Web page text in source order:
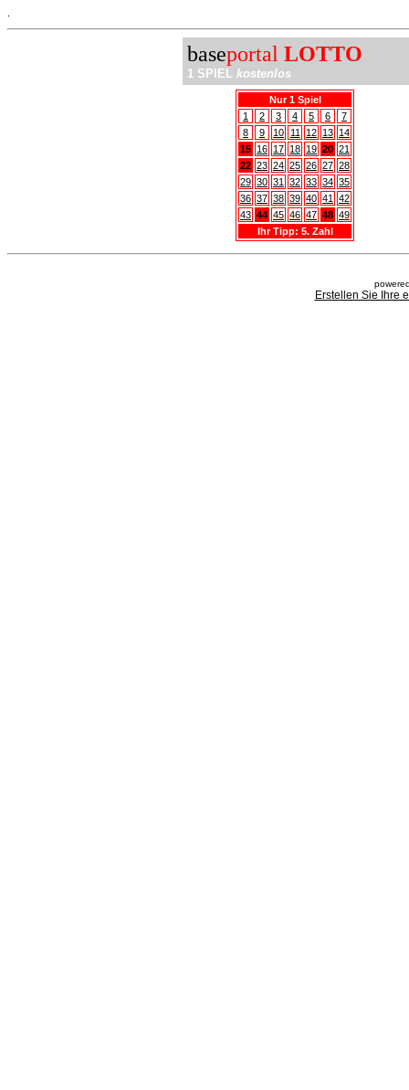
baseportal LOTTO
1 SPIEL kostenlos
Nur 1 Spiel
1
2 3 4 5 6
7
8
9 10 11 12 13 14
15 16 17 18 19 20 21
22 23 24 25 26 27 28
29 30 31 32 33 34 35
36 37 38 39 40 41
42
43 44 45 46 47 48 49
Ihr Tipp: 5. Zahl
Erstellen Sie Ihre